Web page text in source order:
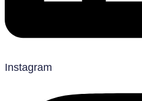
Instagram